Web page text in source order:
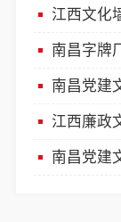
江西文化
南昌字牌
南昌党建
江西廉政
南昌党建